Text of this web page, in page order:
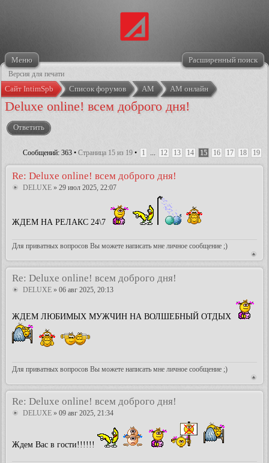
Меню Расширенный поиск
Версия для печати
Сайт IntimSpb Список форумов АМ АМ онлайн
Deluxe online! всем доброго дня!
Ответить
Сообщений: 363 • Страница 15 из 19 • 1 ... 12 13 14 15 16 17 18 19
Re: Deluxe online! всем доброго дня!
DELUXE » 29 июл 2025, 22:07
ЖДЕМ НА РЕЛАКС 24\7
Для приватных вопросов Вы можете написать мне личное сообщение ;)
Re: Deluxe online! всем доброго дня!
DELUXE » 06 авг 2025, 20:13
ЖДЕМ ЛЮБИМЫХ МУЖЧИН НА ВОЛШЕБНЫЙ ОТДЫХ
Для приватных вопросов Вы можете написать мне личное сообщение ;)
Re: Deluxe online! всем доброго дня!
DELUXE » 09 авг 2025, 21:34
Ждем Вас в гости!!!!!!